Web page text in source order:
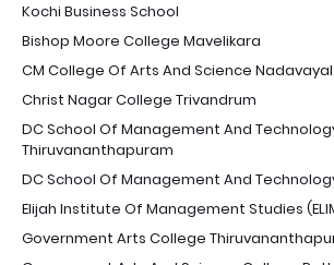
Kochi Business School
Bishop Moore College Mavelikara
CM College Of Arts And Science Nadavayal
Christ Nagar College Trivandrum
DC School Of Management And
Thiruvananthapuram
DC School Of Management And
Elijah Institute Of Management Studies
Government Arts College